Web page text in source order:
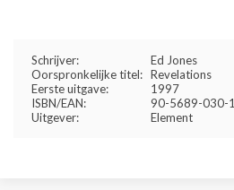
Schrijver:
Ed Jones
Oorspronkelijke titel: Revelations
Eerste uitgave:
1997
ISBN/EAN:
90-5689-030-1
Uitgever:
Element